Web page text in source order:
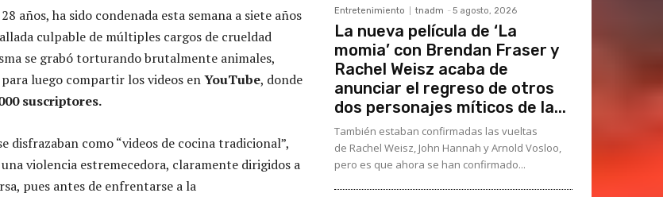
años, ha sido condenada esta semana a siete años
culpable de múltiples cargos de crueldad
se grabó torturando brutalmente animales,
luego compartir los videos enYouTube, donde
suscriptores.
disfrazaban como “videos de cocina tradicional”,
violencia estremecedora, claramente dirigidos a
pues antes de enfrentarse a la
Entretenimiento tnadm - 5 agosto, 2026
La nueva película de ‘La
momia’ con Brendan Fraser y
Rachel Weisz acaba de
anunciar el regreso de otros
dos personajes míticos de la...
También estaban confirmadas las vueltas
de Rachel Weisz, John Hannah y Arnold Vosloo,
pero es que ahora se han confirmado...